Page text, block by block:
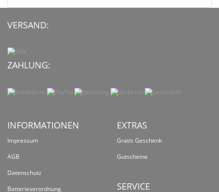
VERSAND:
ZAHLUNG:
INFORMATIONEN
Impressum
AGB
Datenschutz
Batterieverordnung
EXTRAS
Gratis Geschenk
Gutscheine
SERVICE